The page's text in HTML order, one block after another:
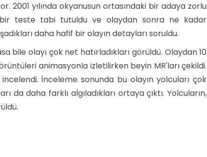
2001 yılında okyanusun ortasındaki bir adaya zorlu
bir teste tabi tutuldu ve olaydan sonra ne kadar
daha hafif bir olayın detayları soruldu.
bile olayı çok net hatırladıkları görüldü. Olaydan 10
animasyonla izletilirken beyin MR'ları çekildi.
İnceleme sonunda bu olayın yolcuları çok
da daha farklı algıladıkları ortaya çıktı. Yolcuların,